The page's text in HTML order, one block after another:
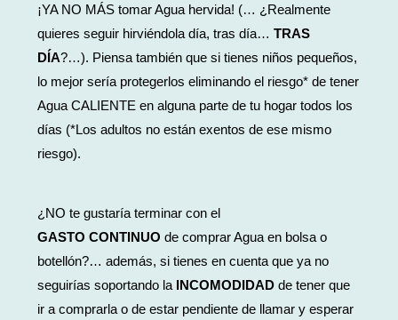
¡YA NO MÁS tomar Agua hervida! (… ¿Realmente
quieres seguir hirviéndola día, tras día…TRAS
DÍA?…). Piensa también que si tienes niños pequeños,
lo mejor sería protegerlos eliminando el riesgo* de tener
Agua CALIENTE en alguna parte de tu hogar todos los
días (*Los adultos no están exentos de ese mismo
riesgo).
¿NO te gustaría terminar con el
GASTOCONTINUO de comprar Agua en bolsa o
botellón?… además, si tienes en cuenta que ya no
seguirías soportando la INCOMODIDAD de tener que
ir a comprarla o de estar pendiente de llamar y esperar